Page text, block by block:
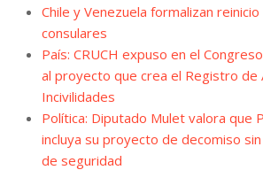
Chile y Venezuela formalizan
consulares
País: CRUCH expuso en el
al proyecto que crea el Registro de
Incivilidades
Política: Diputado Mulet valora que
incluya su proyecto de decomiso
de seguridad